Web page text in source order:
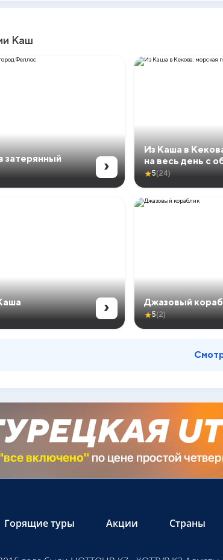
Каш
затерянный
›
Из Каша в
на весь день с
★5(24)
› Джазовый
★5(2)
Горящие туры Акции Страны